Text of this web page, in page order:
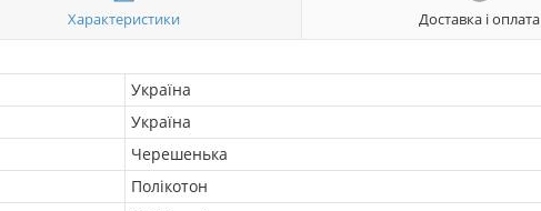
Характеристики Доставка і оплата
Україна
Україна
Черешенька
Полікотон